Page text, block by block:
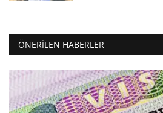
ÖNERILEN HABERLER